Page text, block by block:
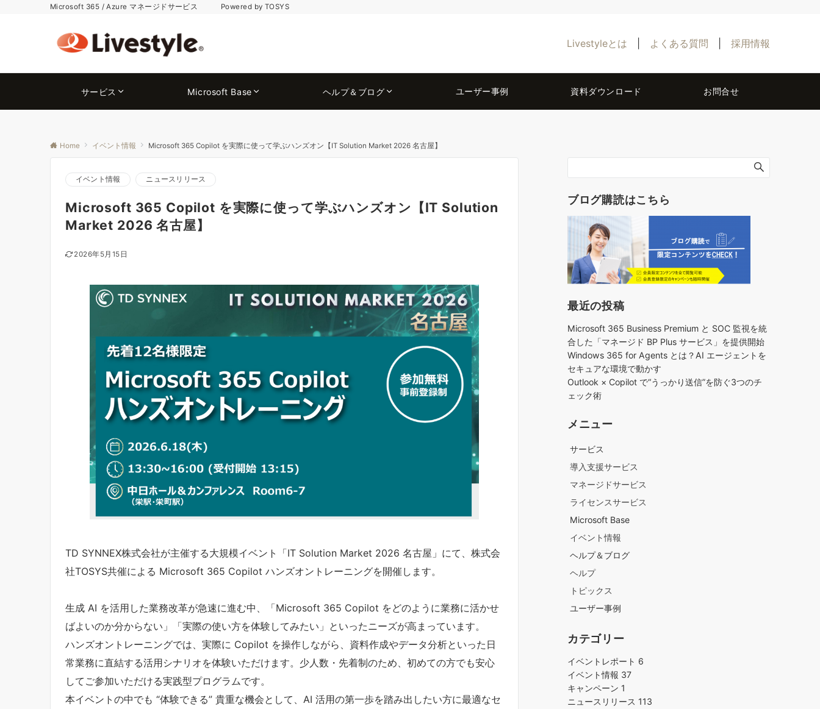
Microsoft 365 / Azure マネージドサービス Powered by TOSYS
Livestyleとは よくある質問 採用情報
サービス Microsoft Base ヘルプ＆ブログ ユーザー事例 資料ダウンロード お問合せ
Home イベント情報 Microsoft 365 Copilot を実際に使って学ぶハンズオン【IT Solution Market 2026 名古屋】
イベント情報 ニュースリリース
Microsoft 365 Copilot を実際に使って学ぶハンズオン【IT Solution
Market 2026 名古屋】
2026年5月15日
TD SYNNEX株式会社が主催する大規模イベント「IT Solution Market 2026 名古屋」にて、株式会
社TOSYS共催による Microsoft 365 Copilot ハンズオントレーニングを開催します。
生成 AI を活用した業務改革が急速に進む中、「Microsoft 365 Copilot をどのように業務に活かせ
ばよいのか分からない」「実際の使い方を体験してみたい」といったニーズが高まっています。
ハンズオントレーニングでは、実際に Copilot を操作しながら、資料作成やデータ分析といった日
常業務に直結する活用シナリオを体験いただけます。少人数・先着制のため、初めての方でも安心
してご参加いただける実践型プログラムです。
本イベントの中でも “体験できる” 貴重な機会として、AI 活用の第一歩を踏み出したい方に最適なセ
ブログ購読はこちら
最近の投稿
Microsoft 365 Business Premium と SOC 監視を統
合した「マネージド BP Plus サービス」を提供開始
Windows 365 for Agents とは？AI エージェントを
セキュアな環境で動かす
Outlook × Copilot で“うっかり送信”を防ぐ3つのチ
ェック術​
メニュー
サービス
導入支援サービス
マネージドサービス
ライセンスサービス
Microsoft Base
イベント情報
ヘルプ＆ブログ
ヘルプ
トピックス
ユーザー事例
カテゴリー
イベントレポート 6
イベント情報 37
キャンペーン 1
ニュースリリース 113